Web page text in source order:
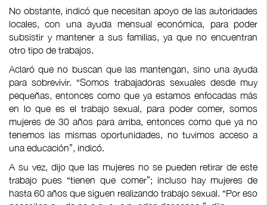
No obstante, indicó que necesitan apoyo de las autoridades
locales, con una ayuda mensual económica, para poder
subsistir y mantener a sus familias, ya que no encuentran
otro tipo de trabajos.
Aclaró que no buscan que las mantengan, sino una ayuda
para sobrevivir. “Somos trabajadoras sexuales desde muy
pequeñas, entonces como que ya estamos enfocadas más
en lo que es el trabajo sexual, para poder comer, somos
mujeres de 30 años para arriba, entonces como que ya no
tenemos las mismas oportunidades, no tuvimos acceso a
una educación”, indicó.
A su vez, dijo que las mujeres no se pueden retirar de este
trabajo pues “tienen que comer”; incluso hay mujeres de
hasta 60 años que siguen realizando trabajo sexual. “Por eso